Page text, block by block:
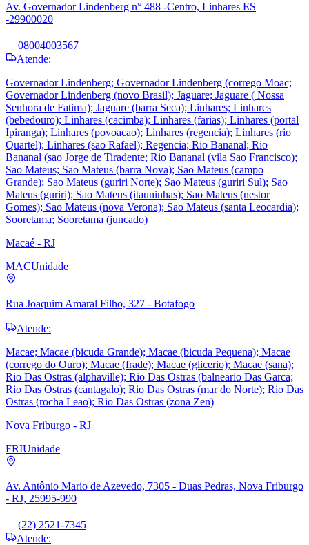
Av. Governador Lindenberg n° 488 -Centro, Linhares ES
-29900020
08004003567
Atende:
Governador Lindenberg; Governador Lindenberg (corrego Moac;
Governador Lindenberg (novo Brasil); Jaguare; Jaguare ( Nossa
Senhora de Fatima); Jaguare (barra Seca); Linhares; Linhares
(bebedouro); Linhares (cacimba); Linhares (farias); Linhares (portal
Ipiranga); Linhares (povoacao); Linhares (regencia); Linhares (rio
Quartel); Linhares (sao Rafael); Regencia; Rio Bananal; Rio
Bananal (sao Jorge de Tiradente; Rio Bananal (vila Sao Francisco);
Sao Mateus; Sao Mateus (barra Nova); Sao Mateus (campo
Grande); Sao Mateus (guriri Norte); Sao Mateus (guriri Sul); Sao
Mateus (guriri); Sao Mateus (itauninhas); Sao Mateus (nestor
Gomes); Sao Mateus (nova Verona); Sao Mateus (santa Leocardia);
Sooretama; Sooretama (juncado)
Macaé - RJ
MACUnidade
Rua Joaquim Amaral Filho, 327 - Botafogo
Atende:
Macae; Macae (bicuda Grande); Macae (bicuda Pequena); Macae
(corrego do Ouro); Macae (frade); Macae (glicerio); Macae (sana);
Rio Das Ostras (alphaville); Rio Das Ostras (balneario Das Garca;
Rio Das Ostras (cantagalo); Rio Das Ostras (mar do Norte); Rio Das
Ostras (rocha Leao); Rio Das Ostras (zona Zen)
Nova Friburgo - RJ
FRIUnidade
Av. Antônio Mario de Azevedo, 7305 - Duas Pedras, Nova Friburgo
- RJ, 25995-990
(22) 2521-7345
Atende: